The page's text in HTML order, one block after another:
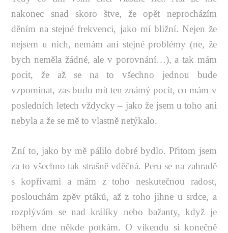
nakonec snad skoro štve, že opět neprocházím
děním na stejné frekvenci, jako mí bližní. Nejen že
nejsem u nich, nemám ani stejné problémy (ne, že
bych neměla žádné, ale v porovnání…), a tak mám
pocit, že až se na to všechno jednou bude
vzpomínat, zas budu mít ten známý pocit, co mám v
posledních letech vždycky – jako že jsem u toho ani
nebyla a že se mě to vlastně netýkalo.
Zní to, jako by mě pálilo dobré bydlo. Přitom jsem
za to všechno tak strašně vděčná. Peru se na zahradě
s kopřivami a mám z toho neskutečnou radost,
poslouchám zpěv ptáků, až z toho jihne u srdce, a
rozplývám se nad králíky nebo bažanty, když je
během dne někde potkám. O víkendu si konečně